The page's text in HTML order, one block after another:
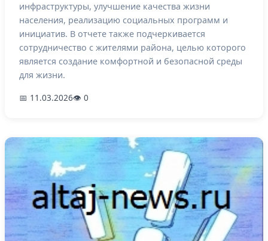
инфраструктуры, улучшение качества жизни
населения, реализацию социальных программ и
инициатив. В отчете также подчеркивается
сотрудничество с жителями района, целью которого
является создание комфортной и безопасной среды
для жизни.
📅 11.03.2026👁 0